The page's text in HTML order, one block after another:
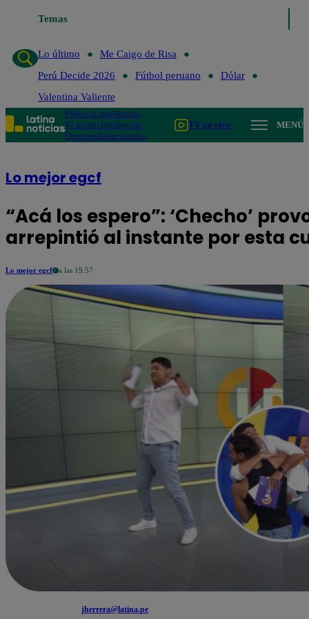
Temas
Lo último
Me Caigo de Risa
Perú Decide 2026
Fútbol peruano
Dólar
Valentina Valiente
PolíticaLimaMundo
Te ayudoTendencias
DeportesEspectáculos
TV en vivo MENÚ
Lo mejor egcf
“Acá los espero”: ‘Checho’
arrepintió al instante por esta
Lo mejor egcf a las 19:57
jherrera@latina.pe